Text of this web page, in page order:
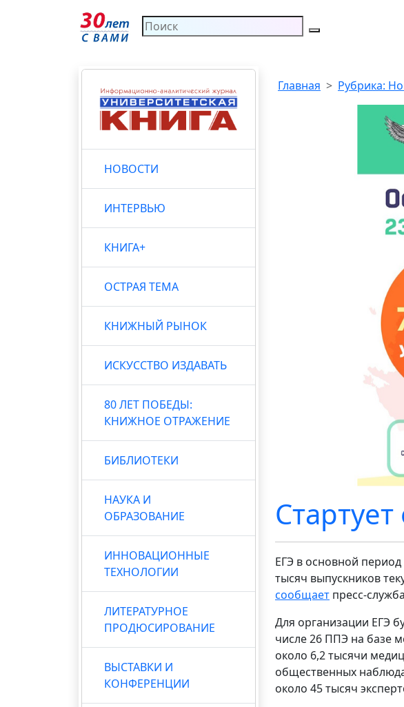
НОВОСТИ
ИНТЕРВЬЮ
КНИГА+
ОСТРАЯ ТЕМА
КНИЖНЫЙ РЫНОК
ИСКУССТВО ИЗДАВАТЬ
80 ЛЕТ ПОБЕДЫ:
КНИЖНОЕ ОТРАЖЕНИЕ
БИБЛИОТЕКИ
НАУКА И
ОБРАЗОВАНИЕ
ИННОВАЦИОННЫЕ
ТЕХНОЛОГИИ
ЛИТЕРАТУРНОЕ
ПРОДЮСИРОВАНИЕ
ВЫСТАВКИ И
КОНФЕРЕНЦИИ
Главная Рубрика:
ЕГЭ в основной период
тысяч выпускников
сообщает пресс-
Для организации ЕГЭ
числе 26 ППЭ на базе
около 6,2 тысячи
общественных
около 45 тысяч